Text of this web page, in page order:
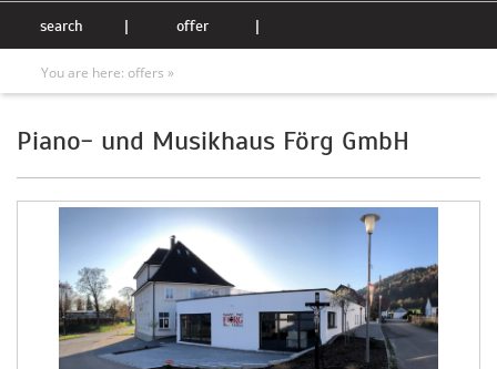
search | offer |
You are here: offers »
Piano- und Musikhaus Förg GmbH